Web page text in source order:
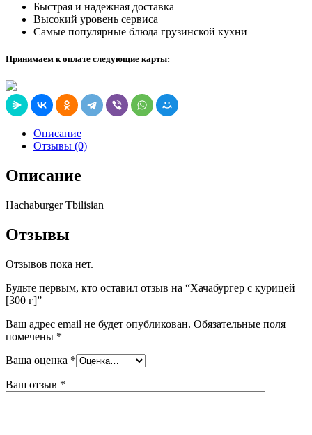
Быстрая и надежная доставка
Высокий уровень сервиса
Самые популярные блюда грузинской кухни
Принимаем к оплате следующие карты:
Описание
Отзывы (0)
Описание
Hachaburger Tbilisian
Отзывы
Отзывов пока нет.
Будьте первым, кто оставил отзыв на “Хачабургер с курицей
[300 г]”
Ваш адрес email не будет опубликован. Обязательные поля
помечены *
Ваша оценка *
Ваш отзыв *